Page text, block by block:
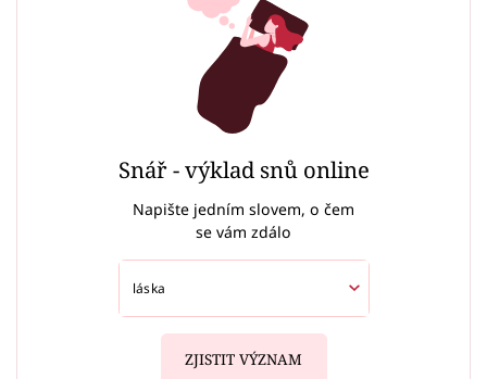
Snář - výklad snů online
Napište jedním slovem, o čem
se vám zdálo
ZJISTIT VÝZNAM